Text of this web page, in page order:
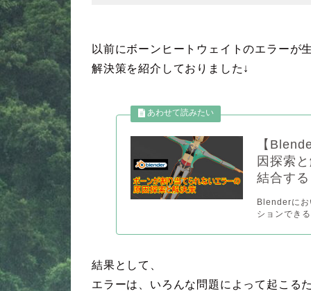
以前にボーンヒートウェイトのエラーが
解決策を紹介しておりました↓
【
因探索
結合す
Blenderにお
ションでき
結果として、
エラーは、いろんな問題によって起こる